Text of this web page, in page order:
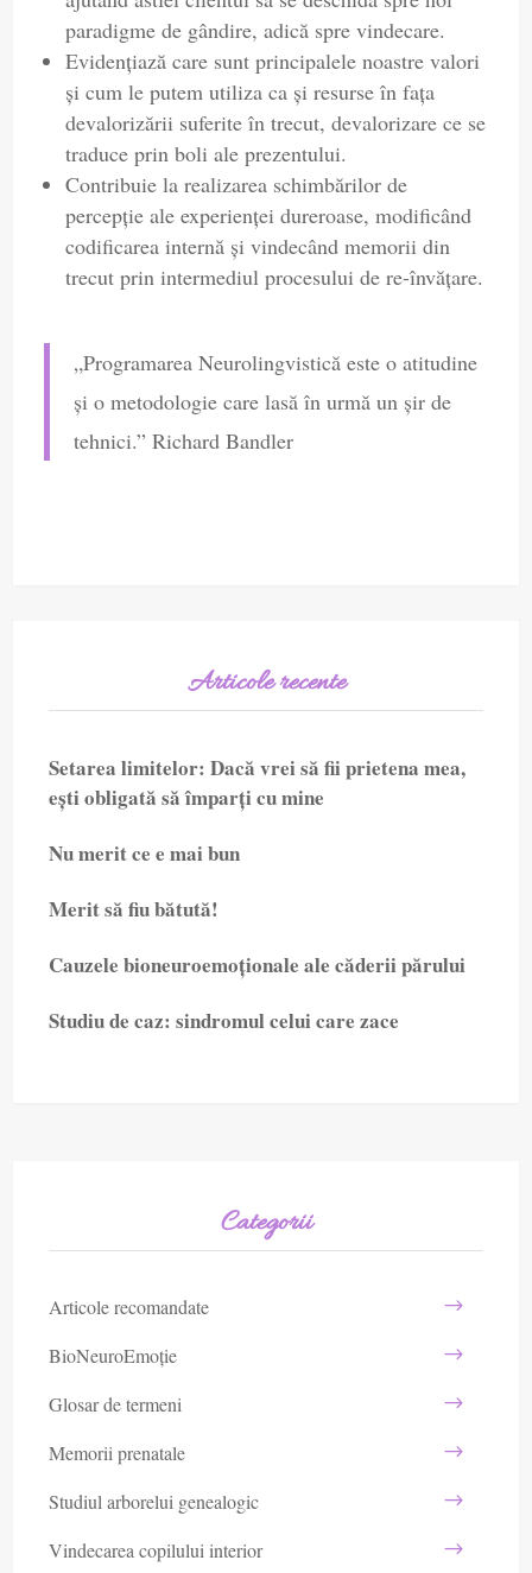
paradigme de gândire, adică spre vindecare.
Evidenţiază care sunt principalele noastre valori
şi cum le putem utiliza ca şi resurse în faţa
devalorizării suferite în trecut, devalorizare ce se
traduce prin boli ale prezentului.
Contribuie la realizarea schimbărilor de
percepţie ale experienţei dureroase, modificând
codificarea internă şi vindecând memorii din
trecut prin intermediul procesului de re-învăţare.
„Programarea Neurolingvistică este o atitudine
şi o metodologie care lasă în urmă un şir de
tehnici.” Richard Bandler
Articole recente
Setarea limitelor: Dacă vrei să fii prietena mea,
ești obligată să împarți cu mine
Nu merit ce e mai bun
Merit să fiu bătută!
Cauzele bioneuroemoționale ale căderii părului
Studiu de caz: sindromul celui care zace
Categorii
Articole recomandate
BioNeuroEmoție
Glosar de termeni
Memorii prenatale
Studiul arborelui genealogic
Vindecarea copilului interior